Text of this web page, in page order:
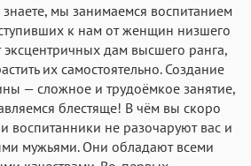
мы занимаемся воспитанием
к нам от женщин низшего
эксцентричных дам высшего ранга,
их самостоятельно. Создание
— сложное и трудоёмкое занятие,
блестяще! В чём вы скоро
воспитанники не разочаруют вас и
мужьями. Они обладают всеми